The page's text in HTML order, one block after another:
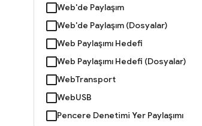
Web'de Paylaşım
Web'de Paylaşım (Dosyalar)
Web Paylaşımı Hedefi
Web Paylaşımı Hedefi (Dosyalar)
WebTransport
WebUSB
Pencere Denetimi Yer Paylaşımı